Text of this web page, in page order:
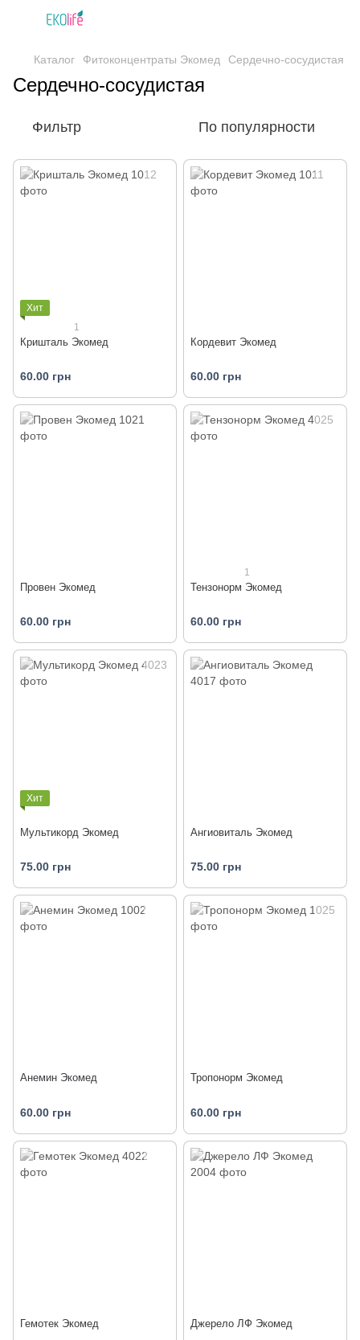
Каталог Фитоконцентраты Экомед Сердечно-сосудистая
Сердечно-сосудистая
Фильтр По популярности
Хит
1
Кришталь Экомед
60.00 грн
Кордевит Экомед
60.00 грн
Провен Экомед
60.00 грн
1
Тензонорм Экомед
60.00 грн
Хит
Мультикорд Экомед
75.00 грн
Ангиовиталь Экомед
75.00 грн
Анемин Экомед
60.00 грн
Тропонорм Экомед
60.00 грн
Гемотек Экомед Джерело ЛФ Экомед